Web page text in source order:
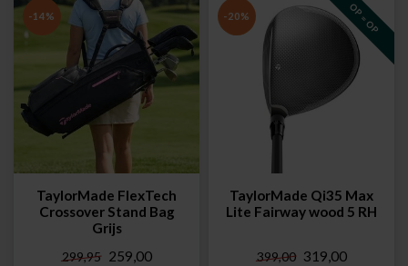
-14%
TaylorMade FlexTech
Crossover Stand Bag
Grijs
299,95 259,00
OP = OP
-20%
TaylorMade Qi35 Max
Lite Fairway wood 5 RH
399,00 319,00